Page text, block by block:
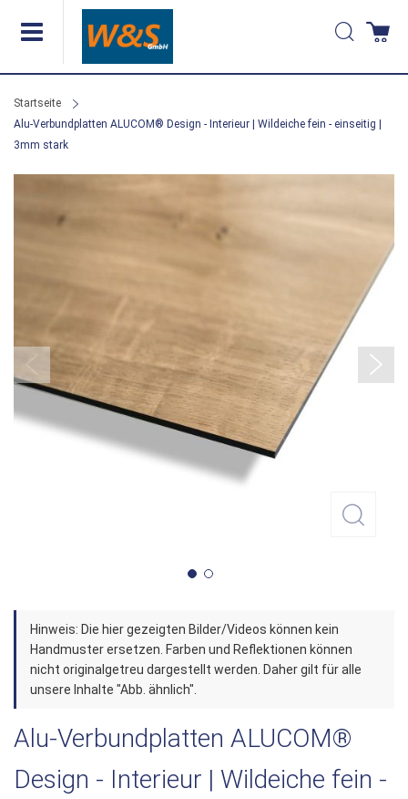
Inhalt
Suche
Startseite
Alu-Verbundplatten ALUCOM® Design - Interieur | Wildeiche fein - einseitig |
3mm stark
Zum
Anfang
der
Bildergalerie
Hinweis: Die hier gezeigten Bilder/Videos können kein
Handmuster ersetzen. Farben und Reflektionen können
nicht originalgetreu dargestellt werden. Daher gilt für alle
unsere Inhalte "Abb. ähnlich".
Alu-Verbundplatten ALUCOM®
Design - Interieur | Wildeiche fein -